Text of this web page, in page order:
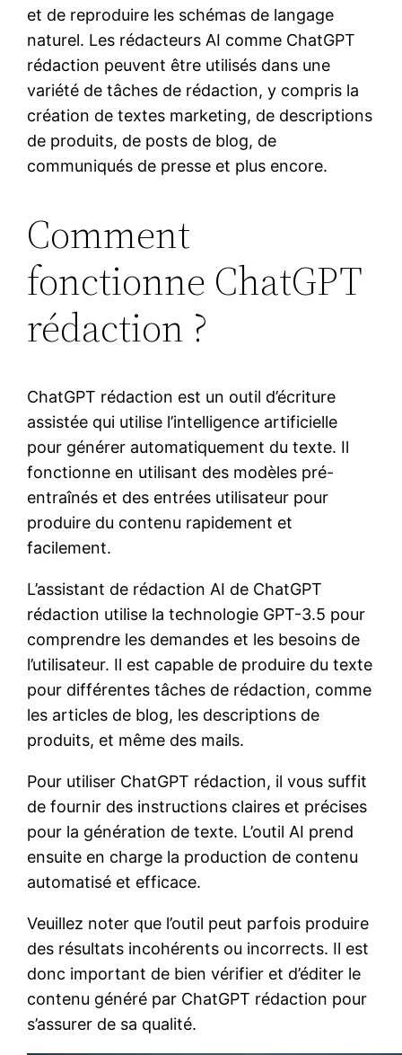
et de reproduire les schémas de langage
naturel. Les rédacteurs AI comme ChatGPT
rédaction peuvent être utilisés dans une
variété de tâches de rédaction, y compris la
création de textes marketing, de descriptions
de produits, de posts de blog, de
communiqués de presse et plus encore.
Comment
fonctionne ChatGPT
rédaction ?
ChatGPT rédaction est un outil d’écriture
assistée qui utilise l’intelligence artificielle
pour générer automatiquement du texte. Il
fonctionne en utilisant des modèles pré-
entraînés et des entrées utilisateur pour
produire du contenu rapidement et
facilement.
L’assistant de rédaction AI de ChatGPT
rédaction utilise la technologie GPT-3.5 pour
comprendre les demandes et les besoins de
l’utilisateur. Il est capable de produire du texte
pour différentes tâches de rédaction, comme
les articles de blog, les descriptions de
produits, et même des mails.
Pour utiliser ChatGPT rédaction, il vous suffit
de fournir des instructions claires et précises
pour la génération de texte. L’outil AI prend
ensuite en charge la production de contenu
automatisé et efficace.
Veuillez noter que l’outil peut parfois produire
des résultats incohérents ou incorrects. Il est
donc important de bien vérifier et d’éditer le
contenu généré par ChatGPT rédaction pour
s’assurer de sa qualité.